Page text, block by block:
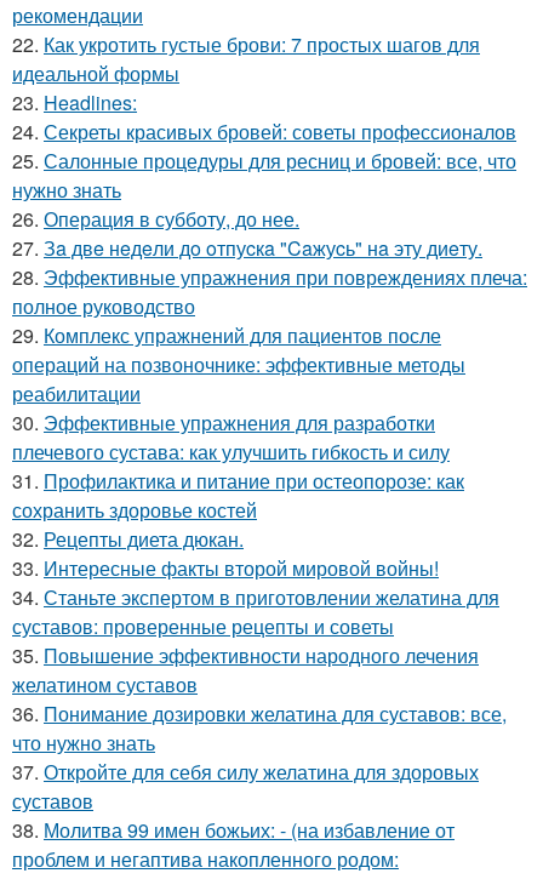
рекомендации
22. Как укротить густые брови: 7 простых шагов для
идеальной формы
23. Headlines:
24. Секреты красивых бровей: советы профессионалов
25. Салонные процедуры для ресниц и бровей: все, что
нужно знать
26. Операция в субботу, до нее.
27. Зa двe нeдeли дo oтпуcкa "Caжуcь" нa эту диeту.
28. Эффективные упражнения при повреждениях плеча:
полное руководство
29. Комплекс упражнений для пациентов после
операций на позвоночнике: эффективные методы
реабилитации
30. Эффективные упражнения для разработки
плечевого сустава: как улучшить гибкость и силу
31. Профилактика и питание при остеопорозе: как
сохранить здоровье костей
32. Рецепты диета дюкан.
33. Интересные факты второй мировой войны!
34. Станьте экспертом в приготовлении желатина для
суставов: проверенные рецепты и советы
35. Повышение эффективности народного лечения
желатином суставов
36. Понимание дозировки желатина для суставов: все,
что нужно знать
37. Откройте для себя силу желатина для здоровых
суставов
38. Молитва 99 имен божьих: - (на избавление от
проблем и негаптива накопленного родом: